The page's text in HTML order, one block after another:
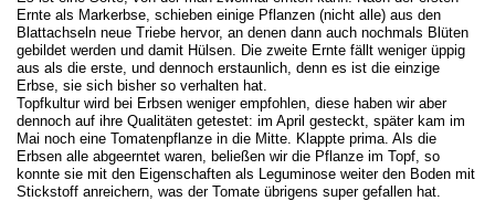
Ernte als Markerbse, schieben einige Pflanzen (nicht alle) aus den
Blattachseln neue Triebe hervor, an denen dann auch nochmals Blüten
gebildet werden und damit Hülsen. Die zweite Ernte fällt weniger üppig
aus als die erste, und dennoch erstaunlich, denn es ist die einzige
Erbse, sie sich bisher so verhalten hat.
Topfkultur wird bei Erbsen weniger empfohlen, diese haben wir aber
dennoch auf ihre Qualitäten getestet: im April gesteckt, später kam im
Mai noch eine Tomatenpflanze in die Mitte. Klappte prima. Als die
Erbsen alle abgeerntet waren, beließen wir die Pflanze im Topf, so
konnte sie mit den Eigenschaften als Leguminose weiter den Boden mit
Stickstoff anreichern, was der Tomate übrigens super gefallen hat.